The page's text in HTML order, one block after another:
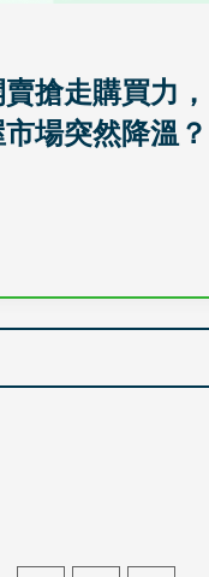
搶走購買力，
場突然降溫？